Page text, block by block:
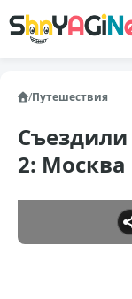
/Путешествия
Съездили
2: Москва